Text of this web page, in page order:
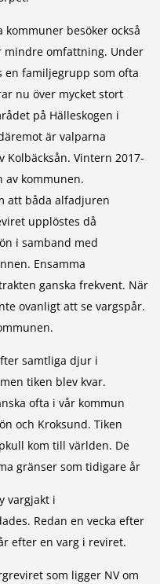
besöker också
mindre omfattning. Under
en familjegrupp som ofta
nu över mycket stort
på Hälleskogen i
är valparna
Vintern 2017-
av kommunen.
att båda alfadjuren
upplöstes då
i samband med
Ensamma
ganska frekvent. När
ovanligt att se vargspår.
samtliga djur i
tiken blev kvar.
ofta i vår kommun
och Kroksund. Tiken
kom till världen. De
gränser som tidigare år
vargjakt i
Redan en vecka efter
efter en varg i reviret.
som ligger NV om